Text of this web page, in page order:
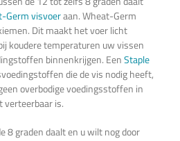
Germ visvoeraan. Wheat-Germ
Dit maakt het voer licht
koudere temperaturen uw vissen
binnenkrijgen. EenStaple
die de vis nodig heeft,
overbodige voedingsstoffen in
verteerbaar is.
8 graden daalt en u wilt nog door